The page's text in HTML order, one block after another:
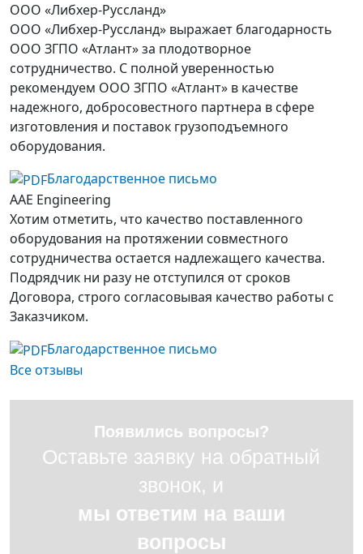
ООО «Либхер-Руссланд»
ООО «Либхер-Руссланд» выражает благодарность
ООО ЗГПО «Атлант» за плодотворное
сотрудничество. C полной уверенностью
рекомендуем ООО ЗГПО «Атлант» в качестве
надежного, добросовестного партнера в сфере
изготовления и поставок грузоподъемного
оборудования.
Благодарственное письмо
AAE Engineering
Хотим отметить, что качество поставленного
оборудования на протяжении совместного
сотрудничества остается надлежащего качества.
Подрядчик ни разу не отступился от сроков
Договора, строго согласовывая качество работы с
Заказчиком.
Благодарственное письмо
Все отзывы
Появились вопросы?
Оставьте заявку на обратный
звонок, и
мы ответим на ваши
вопросы